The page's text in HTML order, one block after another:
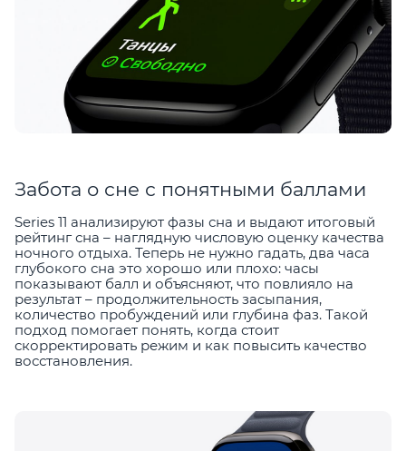
Забота о сне с понятными баллами
Series 11 анализируют фазы сна и выдают итоговый
рейтинг сна – наглядную числовую оценку качества
ночного отдыха. Теперь не нужно гадать, два часа
глубокого сна это хорошо или плохо: часы
показывают балл и объясняют, что повлияло на
результат – продолжительность засыпания,
количество пробуждений или глубина фаз. Такой
подход помогает понять, когда стоит
скорректировать режим и как повысить качество
восстановления.